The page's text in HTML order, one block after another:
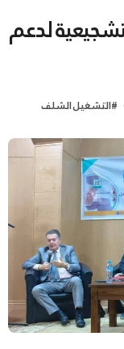
لدعم
#التشغيل الشلف